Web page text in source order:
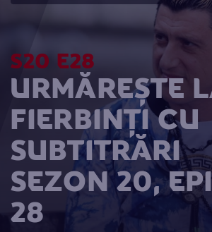
S20 E28
URMĂREȘTE
FIERBINŢI CU
SUBTITRĂRI
SEZON 20,
28